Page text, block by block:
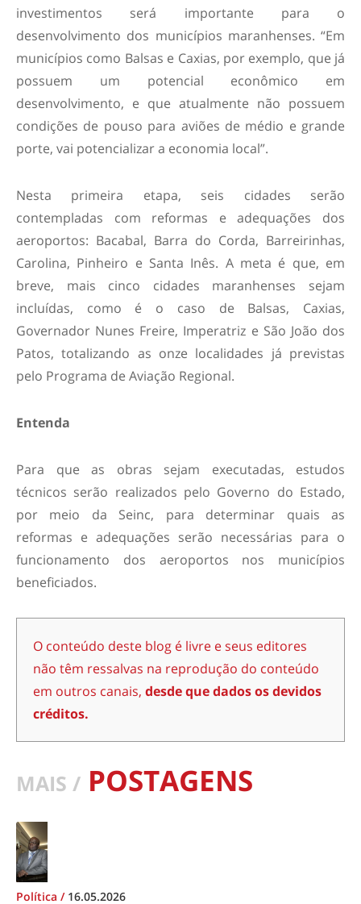
investimentos será importante para o
desenvolvimento dos municípios maranhenses. “Em
municípios como Balsas e Caxias, por exemplo, que já
possuem um potencial econômico em
desenvolvimento, e que atualmente não possuem
condições de pouso para aviões de médio e grande
porte, vai potencializar a economia local”.
Nesta primeira etapa, seis cidades serão
contempladas com reformas e adequações dos
aeroportos: Bacabal, Barra do Corda, Barreirinhas,
Carolina, Pinheiro e Santa Inês. A meta é que, em
breve, mais cinco cidades maranhenses sejam
incluídas, como é o caso de Balsas, Caxias,
Governador Nunes Freire, Imperatriz e São João dos
Patos, totalizando as onze localidades já previstas
pelo Programa de Aviação Regional.
Entenda
Para que as obras sejam executadas, estudos
técnicos serão realizados pelo Governo do Estado,
por meio da Seinc, para determinar quais as
reformas e adequações serão necessárias para o
funcionamento dos aeroportos nos municípios
beneficiados.
O conteúdo deste blog é livre e seus editores
não têm ressalvas na reprodução do conteúdo
em outros canais, desde que dados os devidos
créditos.
MAIS / POSTAGENS
Política / 16.05.2026